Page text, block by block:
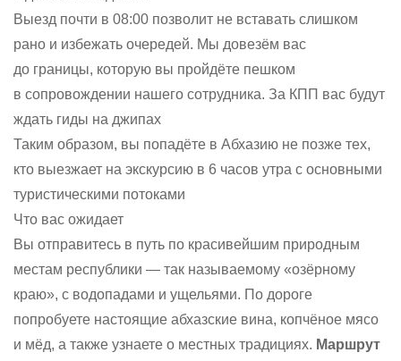
Выезд почти в 08:00 позволит не вставать слишком
рано и избежать очередей. Мы довезём вас
до границы, которую вы пройдёте пешком
в сопровождении нашего сотрудника. За КПП вас будут
ждать гиды на джипах
Таким образом, вы попадёте в Абхазию не позже тех,
кто выезжает на экскурсию в 6 часов утра с основными
туристическими потоками
Что вас ожидает
Вы отправитесь в путь по красивейшим природным
местам республики — так называемому «озёрному
краю», с водопадами и ущельями. По дороге
попробуете настоящие абхазские вина, копчёное мясо
и мёд, а также узнаете о местных традициях. Маршрут